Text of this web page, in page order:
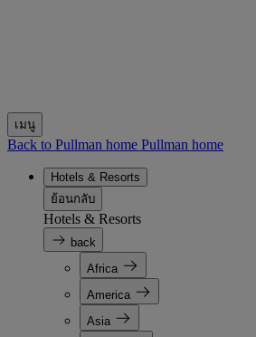
เมนู
Back to Pullman home Pullman home
Hotels & Resorts
ย้อนกลับ
Hotels & Resorts
back
Africa
America
Asia